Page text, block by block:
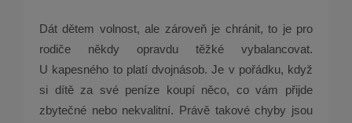
Dát dětem volnost, ale zároveň je chránit, to je pro
rodiče někdy opravdu těžké vybalancovat.
U kapesného to platí dvojnásob. Je v pořádku, když
si dítě za své peníze koupí něco, co vám přijde
zbytečné nebo nekvalitní. Právě takové chyby jsou